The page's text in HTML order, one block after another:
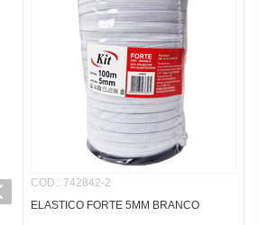
COD.: 742842-2
ELASTICO FORTE 5MM BRANCO